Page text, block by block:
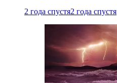
2 года спустя2 года спустя